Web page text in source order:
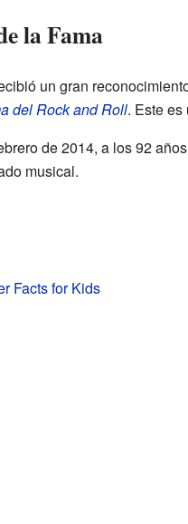
la Fama
un gran
del Rock and Roll. Este es
de 2014, a los 92
musical.
Facts for Kids